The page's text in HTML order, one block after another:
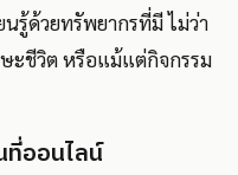
รู้ด้วยทรัพยากรที่มี ไม่ว่า
ะชีวิต หรือแม้แต่กิจกรรม
ออนไลน์